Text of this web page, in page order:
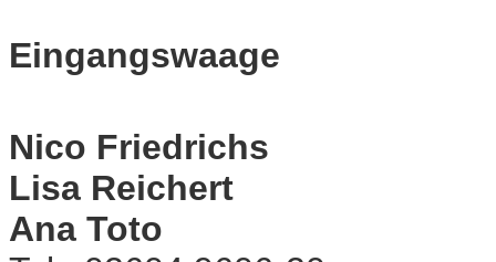
Eingangswaage
Nico Friedrichs
Lisa Reichert
Ana Toto